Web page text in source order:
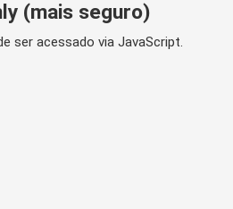
(mais seguro)
ser acessado via JavaScript.